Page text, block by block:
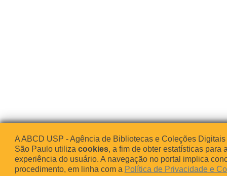
A ABCD USP - Agência de Bibliotecas e Coleções
São Paulo utiliza cookies, a fim de obter estatísticas para
experiência do usuário. A navegação no portal implica
procedimento, em linha com a Política de Privacidade e